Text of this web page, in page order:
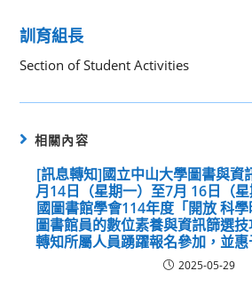
訓育組長
Section of Student Activities
相關內容
[訊息轉知]國立中山大學圖書與資
月14日（星期一）至7月 16日（
國圖書館學會114年度「開放 科學
圖書館員的數位素養與資訊篩選
轉知所屬人員踴躍報名參加，並
2025-05-29